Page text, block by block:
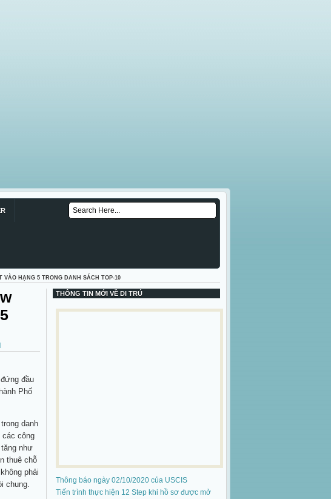
HẠNG 5 TRONG DANH SÁCH TOP-10
đầu
Phố
danh
các công
như
thuê chỗ
phải
chung.
THÔNG TIN MỚI VỀ DI TRÚ
Thông báo ngày 02/10/2020 của USCIS
Tiến trình thực hiện 12 Step khi hồ sơ được mở